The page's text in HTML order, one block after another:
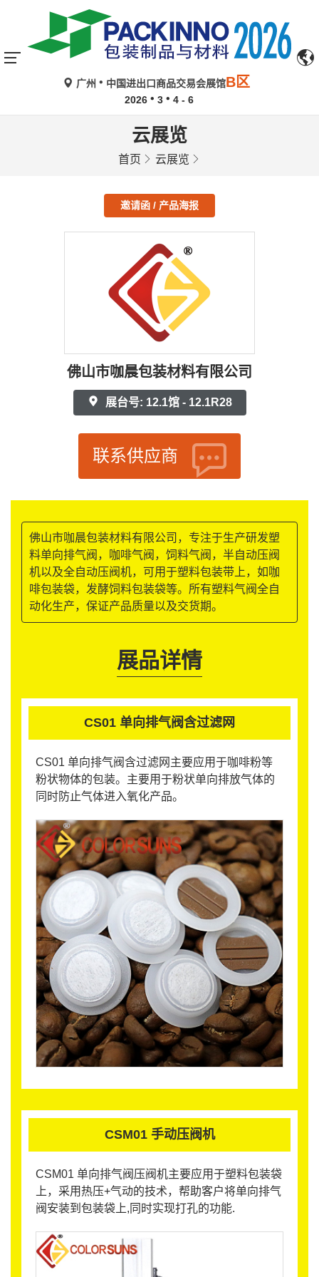
广州 中国进出口商品交易会展馆B区
2026 3 4 - 6
云展览
首页 云展览
邀请函 / 产品海报
佛山市咖晨包装材料有限公司
展台号: 12.1馆 - 12.1R28
联系供应商
佛山市咖晨包装材料有限公司，专注于生产研发塑
料单向排气阀，咖啡气阀，饲料气阀，半自动压阀
机以及全自动压阀机，可用于塑料包装带上，如咖
啡包装袋，发酵饲料包装袋等。所有塑料气阀全自
动化生产，保证产品质量以及交货期。
展品详情
CS01 单向排气阀含过滤网
CS01 单向排气阀含过滤网主要应用于咖啡粉等
粉状物体的包装。主要用于粉状单向排放气体的
同时防止气体进入氧化产品。
CSM01 手动压阀机
CSM01 单向排气阀压阀机主要应用于塑料包装袋
上，采用热压+气动的技术，帮助客户将单向排气
阀安装到包装袋上,同时实现打孔的功能.